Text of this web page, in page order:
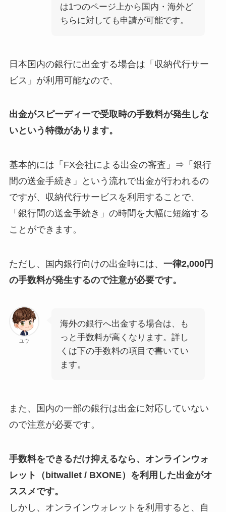
は1つのページ上から国内・海外ど
ちらに対しても申請が可能です。
日本国内の銀行に出金する場合は「収納代行サー
ビス」が利用可能なので、
出金がスピーディーで受取時の手数料が発生しな
いという特徴があります。
基本的には「FX会社による出金の審査」⇒「銀行
間の送金手続き」という流れで出金が行われるの
ですが、収納代行サービスを利用することで、
「銀行間の送金手続き」の時間を大幅に短縮する
ことができます。
ただし、国内銀行向けの出金時には、 一律2,000円
の手数料が発生するので注意が必要です。
ユウ
海外の銀行へ出金する場合は、も
っと手数料が高くなります。詳し
くは下の手数料の項目で書いてい
ます。
また、国内の一部の銀行は出金に対応していない
ので注意が必要です。
手数料をできるだけ抑えるなら、オンラインウォ
レット（bitwallet / BXONE）を利用した出金がオ
ススメです。
しかし、オンラインウォレットを利用すると、自